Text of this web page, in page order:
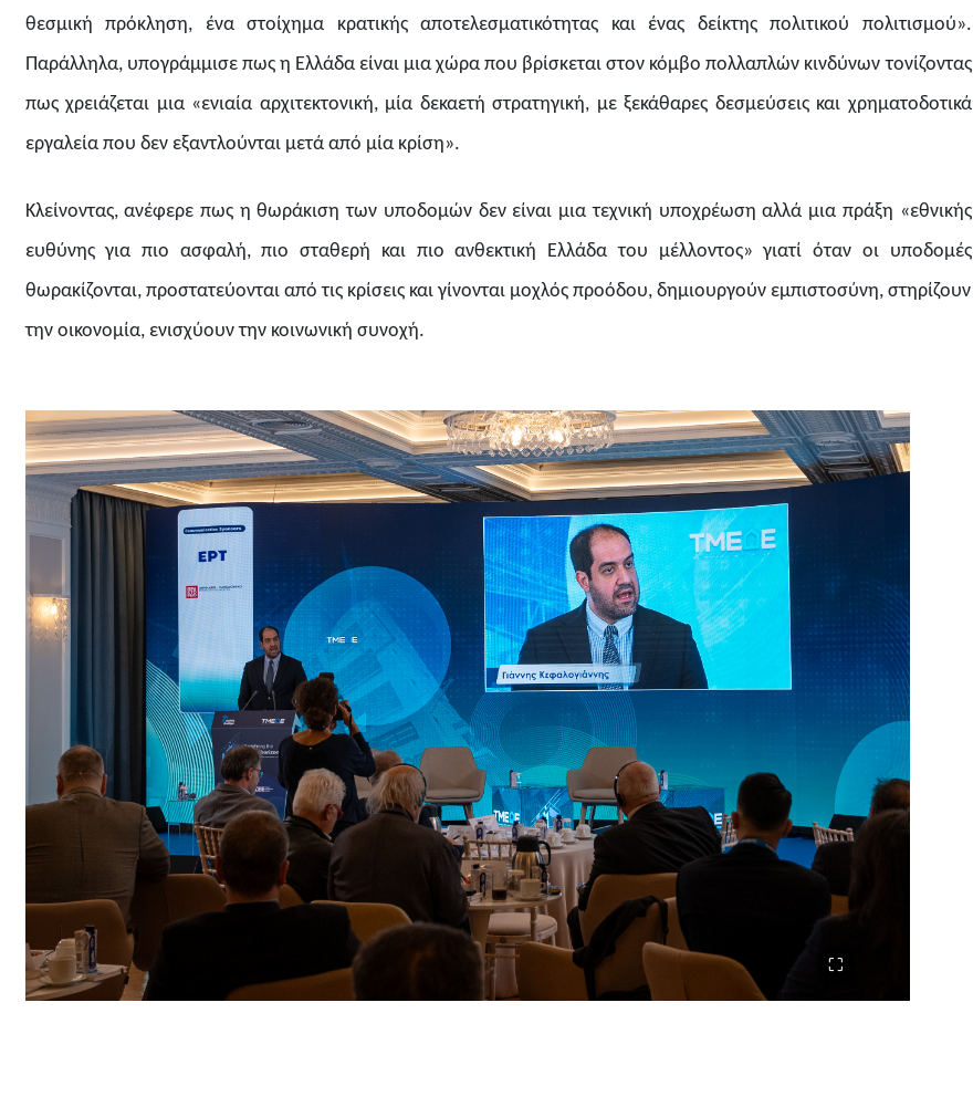
θεσμική πρόκληση, ένα στοίχημα κρατικής αποτελεσματικότητας και ένας δείκτης πολιτικού πολιτισμού».
Παράλληλα, υπογράμμισε πως η Ελλάδα είναι μια χώρα που βρίσκεται στον κόμβο πολλαπλών κινδύνων τονίζοντας
πως χρειάζεται μια «ενιαία αρχιτεκτονική, μία δεκαετή στρατηγική, με ξεκάθαρες δεσμεύσεις και χρηματοδοτικά
εργαλεία που δεν εξαντλούνται μετά από μία κρίση».
Κλείνοντας, ανέφερε πως η θωράκιση των υποδομών δεν είναι μια τεχνική υποχρέωση αλλά μια πράξη «εθνικής
ευθύνης για πιο ασφαλή, πιο σταθερή και πιο ανθεκτική Ελλάδα του μέλλοντος» γιατί όταν οι υποδομές
θωρακίζονται, προστατεύονται από τις κρίσεις και γίνονται μοχλός προόδου, δημιουργούν εμπιστοσύνη, στηρίζουν
την οικονομία, ενισχύουν την κοινωνική συνοχή.